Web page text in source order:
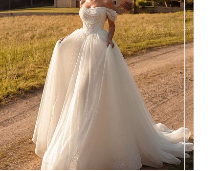
Размеры
42, 44, 46, 48, 50, 52, 54, 56,
58
Цвет
Айвори
Силуэт
Пышный
Кружево
Жемчуг
Юбка
Европейка эконом + глиттер +
хорс
Глиттер
Мерцание новое 4,5 метра
Шлейф
Рукав
31